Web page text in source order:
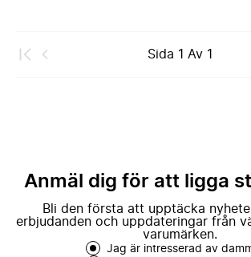
Sida 1 Av 1
Anmäl dig för att ligga
Bli den första att upptäcka
erbjudanden och uppdateringar från
varumärken.
Jag är intresserad av